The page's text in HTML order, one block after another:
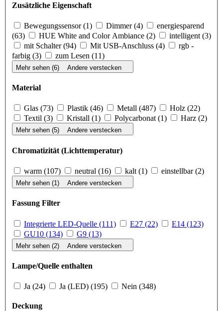
Zusätzliche Eigenschaft
Bewegungssensor (1) Dimmer (4)
ener­gie­spa­rend
(63)
HUE White and Color Ambiance (2)
intelligent (3)
mit Schalter (94)
Mit USB-Anschluss (4)
rgb -
farbig (3)
zum Lesen (11)
Mehr sehen (6) Andere verstecken
Material
Glas (73) Plastik (46) Metall (487)
Holz (22)
Textil (3)
Kristall (1) Polycarbonat (1) Harz (2)
Mehr sehen (5) Andere verstecken
Chromatizität (Lichttemperatur)
warm (107) neutral (16) kalt (1) einstellbar (2)
Mehr sehen (1) Andere verstecken
Fassung Filter
Integrierte LED-Quelle (111) E27 (22)
E14 (123)
GU10 (134)
G9 (13)
Mehr sehen (2) Andere verstecken
Lampe/Quelle enthalten
Ja (24) Ja (LED) (195) Nein (348)
Deckung